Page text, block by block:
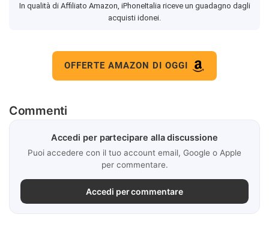
In qualità di Affiliato Amazon, iPhoneItalia riceve un guadagno dagli
acquisti idonei.
OFFERTE AMAZON DI OGGI
Commenti
Accedi per partecipare alla discussione
Puoi accedere con il tuo account email, Google o Apple
per commentare.
Accedi per commentare